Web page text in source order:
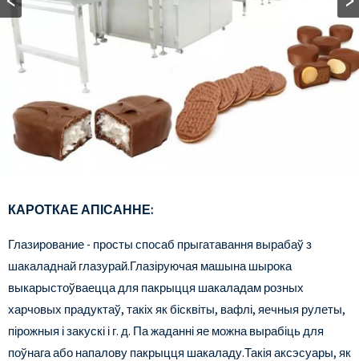
КАРОТКАЕ АПІСАННЕ:
Глазирование - просты спосаб прыгатавання вырабаў з
шакаладнай глазурай.Глазіруючая машына шырока
выкарыстоўваецца для пакрыцця шакаладам розных
харчовых прадуктаў, такіх як бісквіты, вафлі, яечныя рулеты,
пірожныя і закускі і г. д. Па жаданні яе можна вырабіць для
поўнага або напалову пакрыцця шакаладу.Такія аксэсуары, як